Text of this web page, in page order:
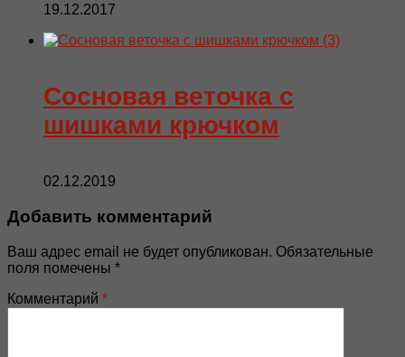
19.12.2017
Сосновая веточка с
шишками крючком
02.12.2019
Добавить комментарий
Ваш адрес email не будет опубликован. Обязательные
поля помечены *
Комментарий *